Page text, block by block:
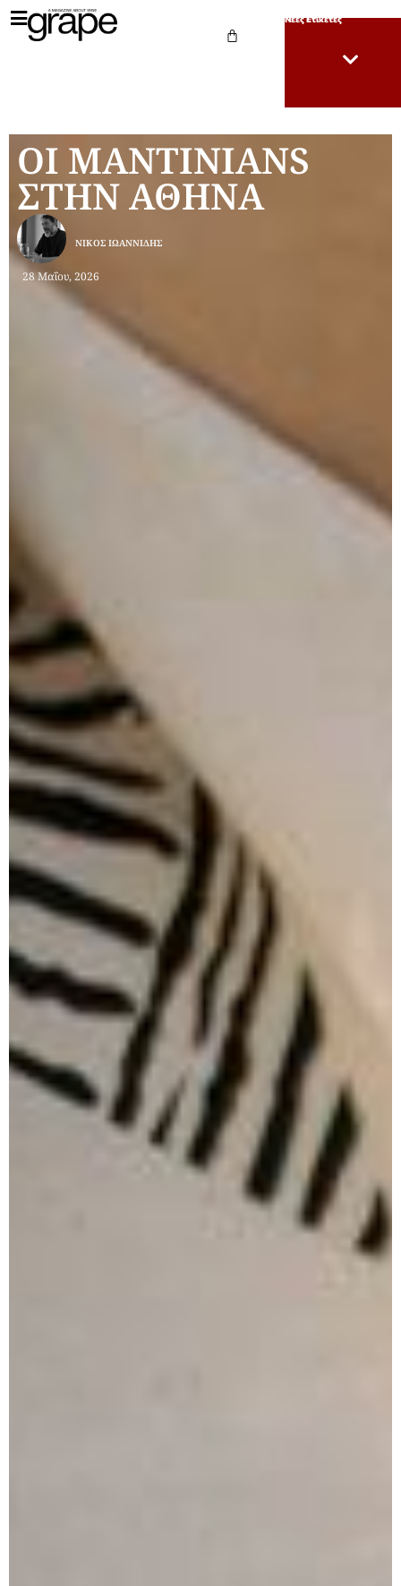
Νέες Ετικέτες
OI MANTINIANS
ΣΤΗΝ ΑΘΗΝΑ
28 Μαΐου, 2026
ΝΊΚΟΣ ΙΩΑΝΝΊΔΗΣ